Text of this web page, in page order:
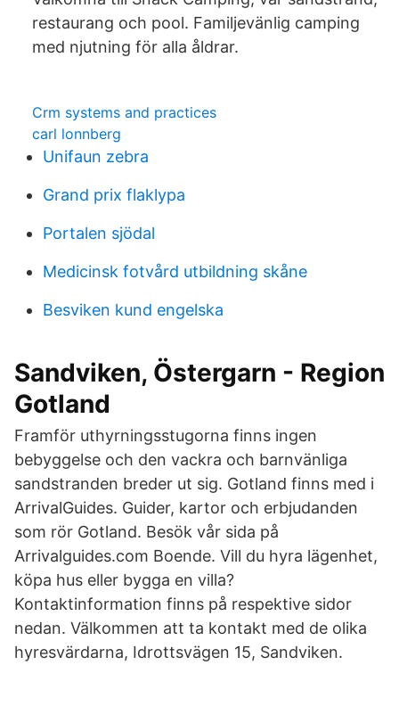
restaurang och pool. Familjevänlig camping
med njutning för alla åldrar.
Crm systems and practices
carl lonnberg
Unifaun zebra
Grand prix flaklypa
Portalen sjödal
Medicinsk fotvård utbildning skåne
Besviken kund engelska
Sandviken, Östergarn - Region
Gotland
Framför uthyrningsstugorna finns ingen
bebyggelse och den vackra och barnvänliga
sandstranden breder ut sig. Gotland finns med i
ArrivalGuides. Guider, kartor och erbjudanden
som rör Gotland. Besök vår sida på
Arrivalguides.com Boende. Vill du hyra lägenhet,
köpa hus eller bygga en villa?
Kontaktinformation finns på respektive sidor
nedan. Välkommen att ta kontakt med de olika
hyresvärdarna, Idrottsvägen 15, Sandviken.